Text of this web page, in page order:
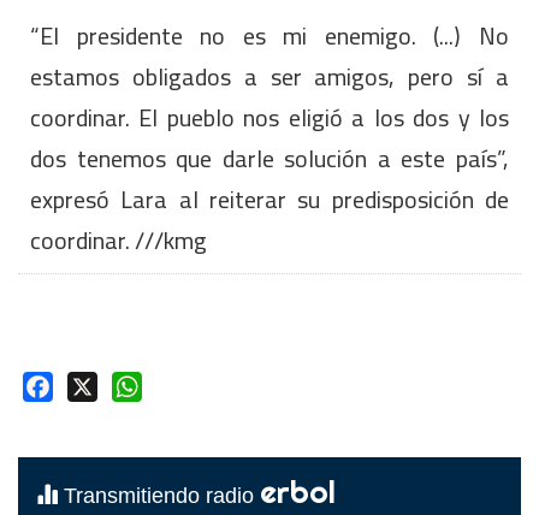
“El presidente no es mi enemigo. (...) No
estamos obligados a ser amigos, pero sí a
coordinar. El pueblo nos eligió a los dos y los
dos tenemos que darle solución a este país”,
expresó Lara al reiterar su predisposición de
coordinar. ///kmg
Facebook
Transmitiendo radio erbol